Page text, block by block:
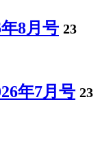
8月号 23
年7月号 23